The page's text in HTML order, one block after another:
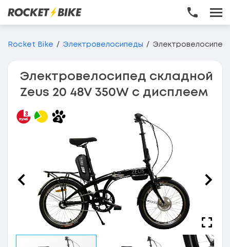
Перейти до основного вмісту
Rocket Bike Электровелосипеды Электровелосипед
Электровелосипед складной
Zeus 20 48V 350W с дисплеем